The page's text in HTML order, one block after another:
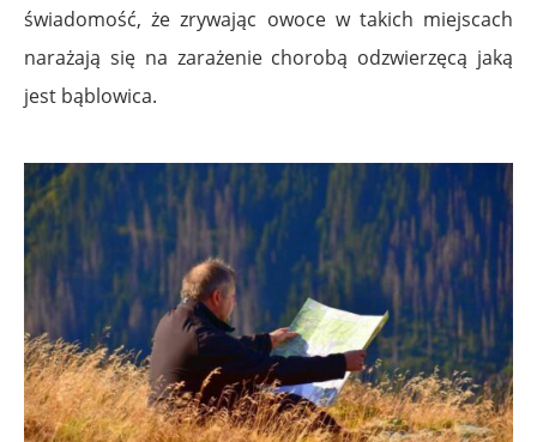
świadomość, że zrywając owoce w takich miejscach
narażają się na zarażenie chorobą odzwierzęcą jaką
jest bąblowica.